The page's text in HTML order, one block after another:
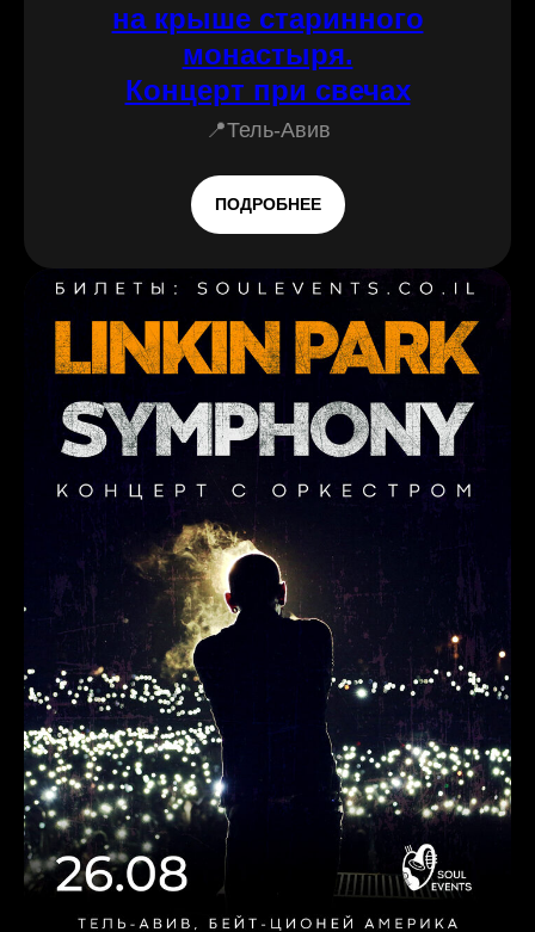
на крыше старинного
монастыря.
Концерт при свечах
📍Тель-Авив
ПОДРОБНЕЕ